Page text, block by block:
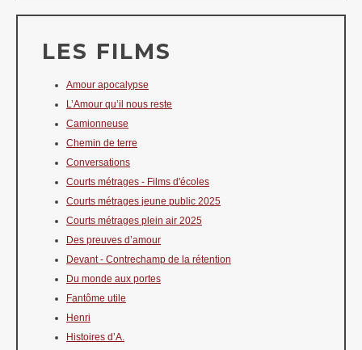
LES FILMS
Amour apocalypse
L’Amour qu’il nous reste
Camionneuse
Chemin de terre
Conversations
Courts métrages - Films d'écoles
Courts métrages jeune public 2025
Courts métrages plein air 2025
Des preuves d’amour
Devant - Contrechamp de la rétention
Du monde aux portes
Fantôme utile
Henri
Histoires d’A.